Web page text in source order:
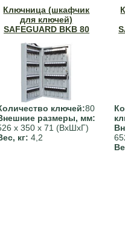
Ключница (шкафчик
для ключей)
SAFEGUARD BKB 80
ключей:80
размеры, мм:
х 350 х 71 (ВхШхГ)
кг: 4,2